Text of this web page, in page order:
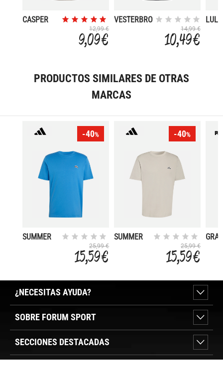
CASPER
12,99 €
9,09 €
VESTERBRO
14,99 €
10,49 €
PRODUCTOS SIMILARES DE OTRAS
MARCAS
-40%
SUMMER
25,99 €
15,59 €
-40%
SUMMER
25,99 €
15,59 €
¿NECESITAS AYUDA?
SOBRE FORUM SPORT
SECCIONES DESTACADAS